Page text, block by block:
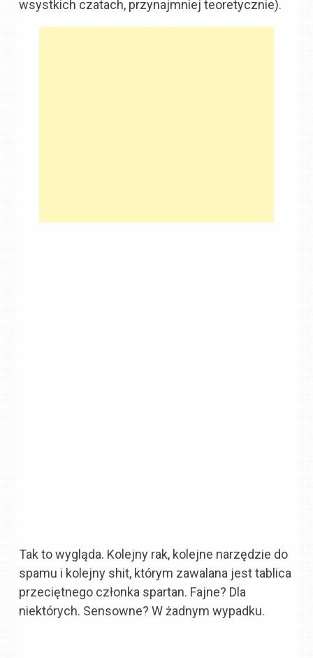
wsystkich czatach, przynajmniej teoretycznie).
Tak to wygląda. Kolejny rak, kolejne narzędzie do
spamu i kolejny shit, którym zawalana jest tablica
przeciętnego członka spartan. Fajne? Dla
niektórych. Sensowne? W żadnym wypadku.